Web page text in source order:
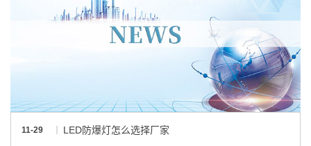
11-29 LED防爆灯怎么选择厂家